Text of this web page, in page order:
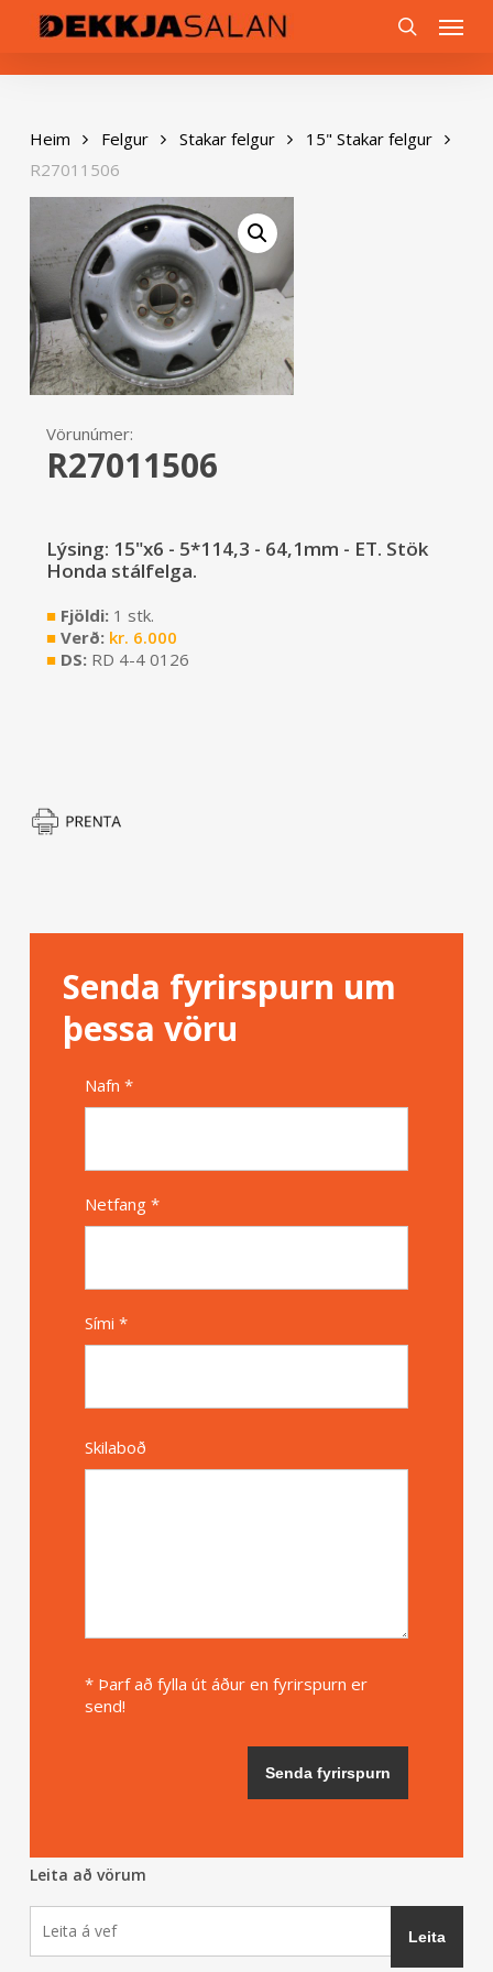
content
Menu
Heim Felgur Stakar felgur
15" Stakar felgur
R27011506
Vörunúmer:
R27011506
Lýsing: 15"x6 - 5*114,3 - 64,1mm - ET. Stök
Honda stálfelga.
■Fjöldi: 1 stk.
■Verð: kr. 6.000
■DS: RD 4-4 0126
Senda fyrirspurn um
þessa vöru
Nafn *
Netfang *
Sími *
Skilaboð
* Þarf að fylla út áður en fyrirspurn er
send!
Leita að vörum